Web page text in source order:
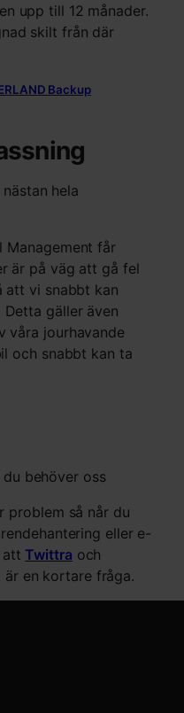
upp till 12 månader.
skilt från där
Backup
hela
Management får
är på väg att gå fel
att vi snabbt kan
gäller även
våra jourhavande
och snabbt kan ta
behöver oss
problem så når du
eller e-
attTwittra och
en kortare fråga.